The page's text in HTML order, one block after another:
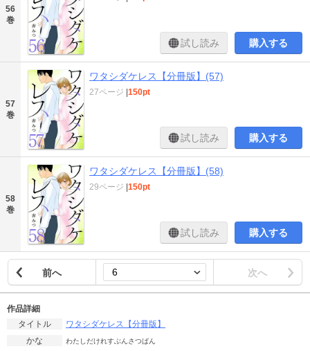
56
巻
試し読み 購入する
57
巻
ワタシダケレス【分冊版】(57)
27ページ 150pt
試し読み 購入する
58
巻
ワタシダケレス【分冊版】(58)
29ページ 150pt
試し読み 購入する
前へ 次へ
作品詳細
タイトル
ワタシダケレス【分冊版】
かな
わたしだけれすぶんさつばん